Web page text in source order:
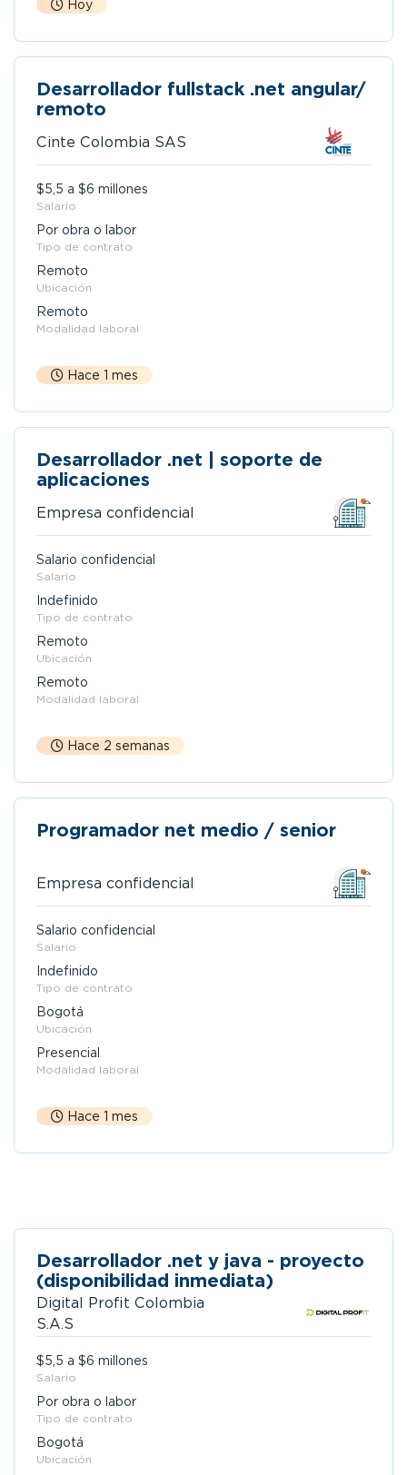
Hoy
Desarrollador fullstack .net angular/
remoto
Cinte Colombia SAS
$5,5 a $6 millones
Salario
Por obra o labor
Tipo de contrato
Remoto
Ubicación
Remoto
Modalidad laboral
Hace 1 mes
Desarrollador .net | soporte de
aplicaciones
Empresa confidencial
Salario confidencial
Salario
Indefinido
Tipo de contrato
Remoto
Ubicación
Remoto
Modalidad laboral
Hace 2 semanas
Programador net medio / senior
Empresa confidencial
Salario confidencial
Salario
Indefinido
Tipo de contrato
Bogotá
Ubicación
Presencial
Modalidad laboral
Hace 1 mes
Desarrollador .net y java - proyecto
(disponibilidad inmediata)
Digital Profit Colombia
S.A.S
$5,5 a $6 millones
Salario
Por obra o labor
Tipo de contrato
Bogotá
Ubicación